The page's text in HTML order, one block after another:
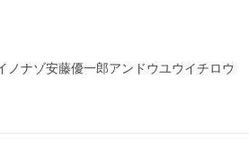
ナゾ安藤優一郎アンドウユウイチロウ